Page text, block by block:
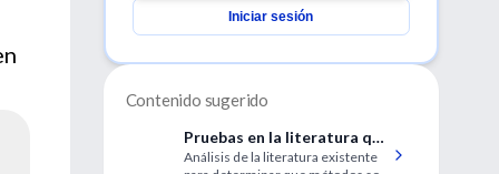
Iniciar sesión
Contenido sugerido
Pruebas en la literatura que
avalan la selección de
Análisis de la literatura existente